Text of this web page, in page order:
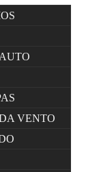
VENTO